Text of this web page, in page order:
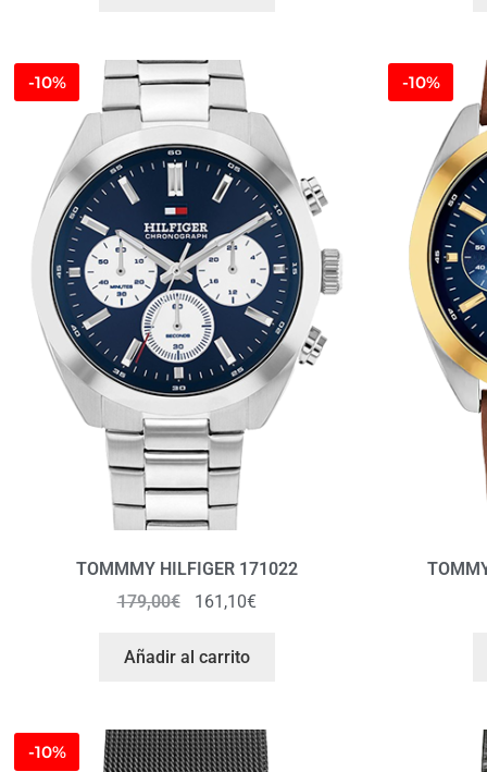
-10%
TOMMMY HILFIGER 171022
179,00€ 161,10€
Añadir al carrito
-10%
-10%